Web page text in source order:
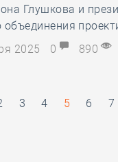
Глушкова и
объединения
2025
0 890
3 4 5 6 7